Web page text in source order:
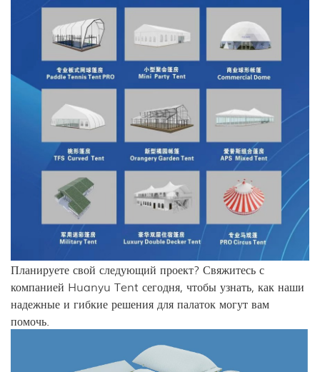
Планируете свой следующий проект? Свяжитесь с
компанией Huanyu Tent сегодня, чтобы узнать, как наши
надежные и гибкие решения для палаток могут вам
помочь.